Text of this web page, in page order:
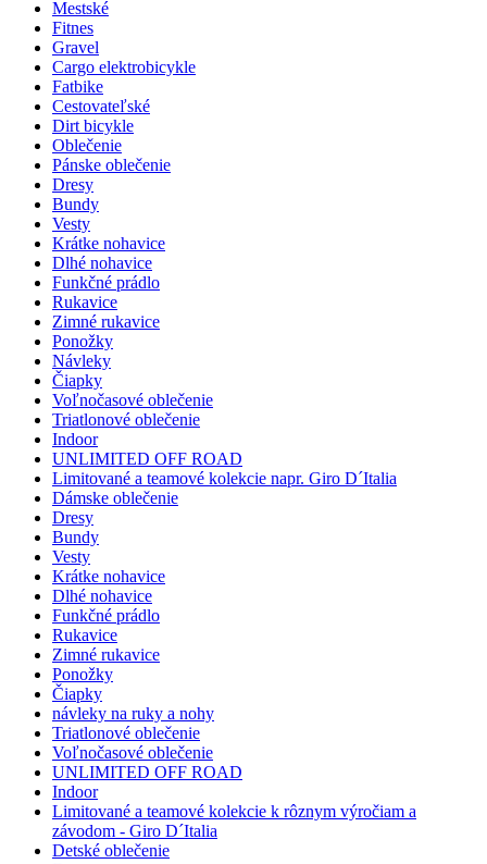
Mestské
Fitnes
Gravel
Cargo elektrobicykle
Fatbike
Cestovateľské
Dirt bicykle
Oblečenie
Pánske oblečenie
Dresy
Bundy
Vesty
Krátke nohavice
Dlhé nohavice
Funkčné prádlo
Rukavice
Zimné rukavice
Ponožky
Návleky
Čiapky
Voľnočasové oblečenie
Triatlonové oblečenie
Indoor
UNLIMITED OFF ROAD
Limitované a teamové kolekcie napr. Giro D´Italia
Dámske oblečenie
Dresy
Bundy
Vesty
Krátke nohavice
Dlhé nohavice
Funkčné prádlo
Rukavice
Zimné rukavice
Ponožky
Čiapky
návleky na ruky a nohy
Triatlonové oblečenie
Voľnočasové oblečenie
UNLIMITED OFF ROAD
Indoor
Limitované a teamové kolekcie k rôznym výročiam a
závodom - Giro D´Italia
Detské oblečenie